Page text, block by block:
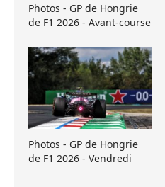
Photos - GP de Hongrie
de F1 2026 - Avant-course
Photos - GP de Hongrie
de F1 2026 - Vendredi